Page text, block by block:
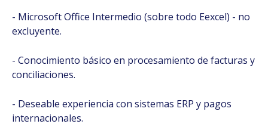
- Microsoft Office Intermedio (sobre todo Eexcel) - no
excluyente.
- Conocimiento básico en procesamiento de facturas y
conciliaciones.
- Deseable experiencia con sistemas ERP y pagos
internacionales.